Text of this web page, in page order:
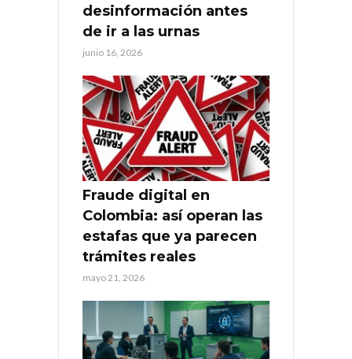
desinformación antes
de ir a las urnas
junio 16, 2026
Fraude digital en
Colombia: así operan las
estafas que ya parecen
trámites reales
mayo 21, 2026